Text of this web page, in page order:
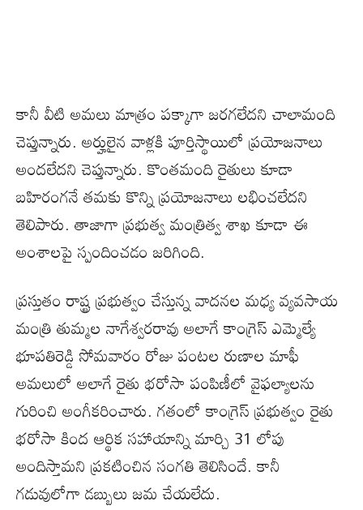
కానీ వీటి అమలు మాత్రం పక్కాగా జరగలేదని చాలామంది
చెప్తున్నారు. అర్హులైన వాళ్లకి పూర్తిస్థాయిలో ప్రయోజనాలు
అందలేదని చెప్తున్నారు. కొంతమంది రైతులు కూడా
బహిరంగనే తమకు కొన్ని ప్రయోజనాలు లభించలేదని
తెలిపారు. తాజాగా ప్రభుత్వ మంత్రిత్వ శాఖ కూడా ఈ
అంశాలపై స్పందించడం జరిగింది.
ప్రస్తుతం రాష్ట్ర ప్రభుత్వం చేస్తున్న వాదనల మధ్య వ్యవసాయ
మంత్రి తుమ్మల నాగేశ్వరరావు అలాగే కాంగ్రెస్ ఎమ్మెల్యే
భూపతిరెడ్డి సోమవారం రోజు పంటల రుణాల మాఫీ
అమలులో అలాగే రైతు భరోసా పంపిణీలో వైఫల్యాలను
గురించి అంగీకరించారు. గతంలో కాంగ్రెస్ ప్రభుత్వం రైతు
భరోసా కింద ఆర్థిక సహాయాన్ని మార్చి 31 లోపు
అందిస్తామని ప్రకటించిన సంగతి తెలిసిందే. కానీ
గడువులోగా డబ్బులు జమ చేయలేదు.